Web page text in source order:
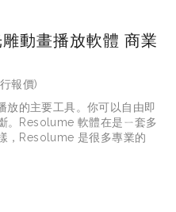
動畫播放軟體 商業
報價)
的主要工具。你可以自由即
。Resolume 軟體在是ㄧ套多
，Resolume 是很多專業的